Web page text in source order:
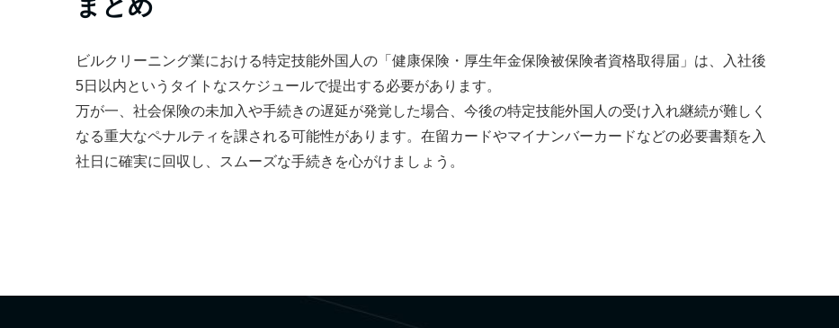
まとめ
ビルクリーニング業における特定技能外国人の「健康保険・厚生年金保険被保険者資格取得届」は、入社後
5日以内というタイトなスケジュールで提出する必要があります。
万が一、社会保険の未加入や手続きの遅延が発覚した場合、今後の特定技能外国人の受け入れ継続が難しく
なる重大なペナルティを課される可能性があります。在留カードやマイナンバーカードなどの必要書類を入
社日に確実に回収し、スムーズな手続きを心がけましょう。